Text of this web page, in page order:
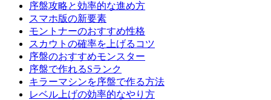
序盤攻略と効率的な進め方
スマホ版の新要素
モントナーのおすすめ性格
スカウトの確率を上げるコツ
序盤のおすすめモンスター
序盤で作れるSランク
キラーマシンを序盤で作る方法
レベル上げの効率的なやり方